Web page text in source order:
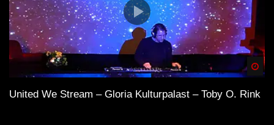
House (Wikipedia)
Progressive House (Wikipedia)
Techno (Wikipedia)
Armada Music (Wikipedia)
United We Stream – Gloria Kulturpalast – Toby O. Rink